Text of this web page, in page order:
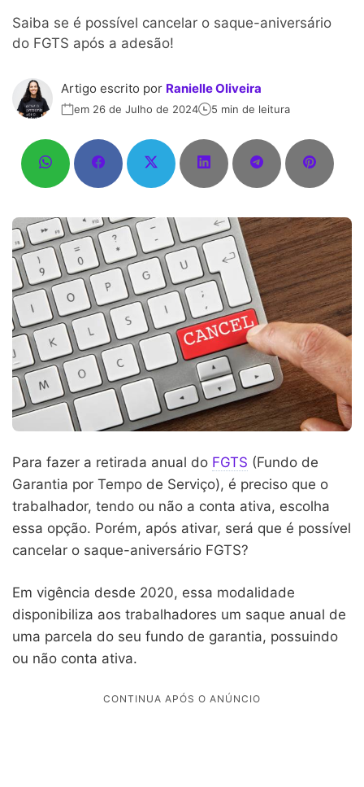
Saiba se é possível cancelar o saque-aniversário
do FGTS após a adesão!
Artigo escrito por Ranielle Oliveira
em 26 de Julho de 2024 5 min de leitura
Para fazer a retirada anual do FGTS (Fundo de
Garantia por Tempo de Serviço), é preciso que o
trabalhador, tendo ou não a conta ativa, escolha
essa opção. Porém, após ativar, será que é possível
cancelar o saque-aniversário FGTS?
Em vigência desde 2020, essa modalidade
disponibiliza aos trabalhadores um saque anual de
uma parcela do seu fundo de garantia, possuindo
ou não conta ativa.